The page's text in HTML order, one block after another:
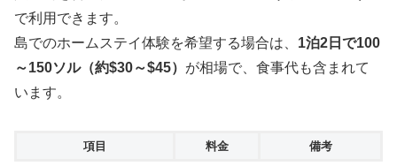
で利用できます。
島でのホームステイ体験を希望する場合は、 1泊2日で100
～150ソル（約$30～$45） が相場で、食事代も含まれて
います。
項目 料金 備考